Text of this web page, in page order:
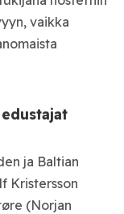
vaikka
ja Baltian
Kristersson
(Norjan